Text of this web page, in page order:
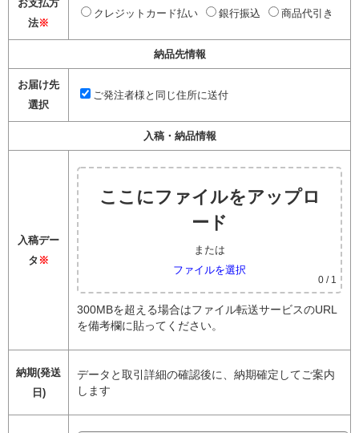
お支払方
法※
クレジットカード払い 銀行振込 商品代引き
納品先情報
お届け先
選択
ご発注者様と同じ住所に送付
入稿・納品情報
入稿デー
タ ※
ここにファイルをアップロ
ード
または
ファイルを選択
0 / 1
300MBを超える場合はファイル転送サービスのURL
を備考欄に貼ってください。
納期(発送
日)
データと取引詳細の確認後に、納期確定してご案内
します